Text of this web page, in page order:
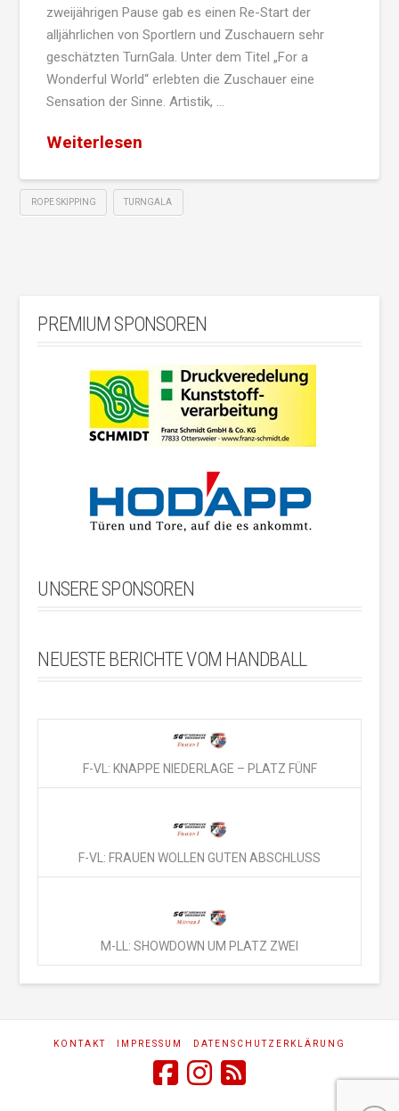
zweijährigen Pause gab es einen Re-Start der
alljährlichen von Sportlern und Zuschauern sehr
geschätzten TurnGala. Unter dem Titel „For a
Wonderful World“ erlebten die Zuschauer eine
Sensation der Sinne. Artistik, …
Weiterlesen
ROPE SKIPPING TURNGALA
PREMIUM SPONSOREN
UNSERE SPONSOREN
NEUESTE BERICHTE VOM HANDBALL
F-VL: KNAPPE NIEDERLAGE – PLATZ FÜNF
F-VL: FRAUEN WOLLEN GUTEN ABSCHLUSS
M-LL: SHOWDOWN UM PLATZ ZWEI
KONTAKT IMPRESSUM DATENSCHUTZERKLÄRUNG